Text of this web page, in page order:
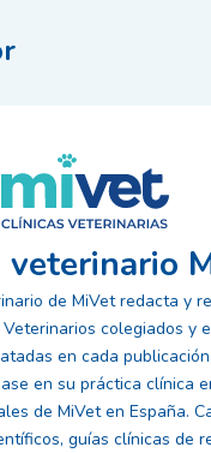
veterinario
de MiVet redacta y
colegiados y
en cada
en su práctica clínica
de MiVet en España.
guías clínicas de